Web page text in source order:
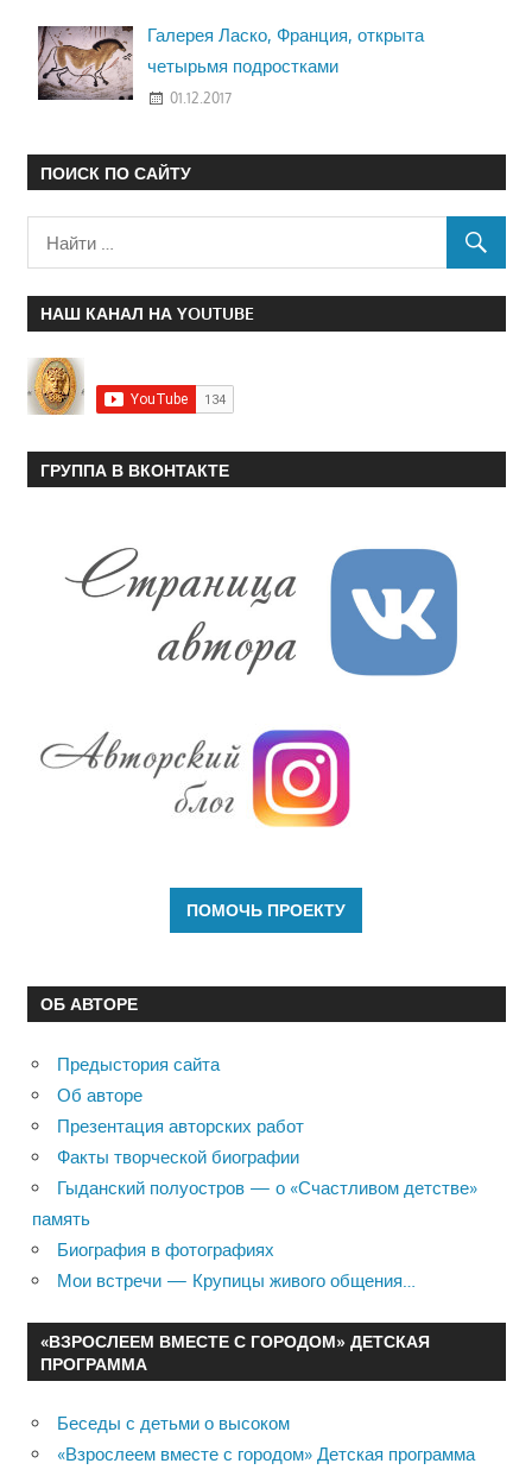
Галерея Ласко, Франция, открыта
четырьмя подростками
01.12.2017
ПОИСК ПО САЙТУ
НАШ КАНАЛ НА YOUTUBE
ГРУППА В ВКОНТАКТЕ
ОБ АВТОРЕ
Предыстория сайта
Об авторе
Презентация авторских работ
Факты творческой биографии
Гыданский полуостров — о «Счастливом детстве»
память
Биография в фотографиях
Мои встречи — Крупицы живого общения…
«ВЗРОСЛЕЕМ ВМЕСТЕ С ГОРОДОМ» ДЕТСКАЯ
ПРОГРАММА
Беседы с детьми о высоком
«Взрослеем вместе с городом» Детская программа